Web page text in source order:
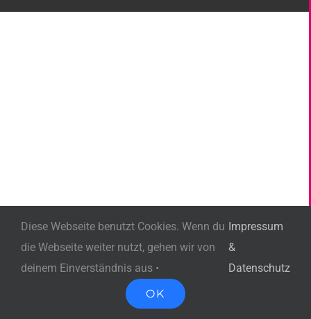
Diese Webseite benutzt Cookies. Wenn du
die Webseite weiter nutzt, gehen wir von
deinem Einverständnis aus •
Impressum
&
Datenschutz
OK